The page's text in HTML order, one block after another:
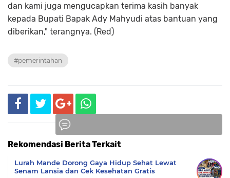
dan kami juga mengucapkan terima kasih banyak
kepada Bupati Bapak Ady Mahyudi atas bantuan yang
diberikan," terangnya. (Red)
#pemerintahan
Rekomendasi Berita Terkait
Lurah Mande Dorong Gaya Hidup Sehat Lewat
Senam Lansia dan Cek Kesehatan Gratis